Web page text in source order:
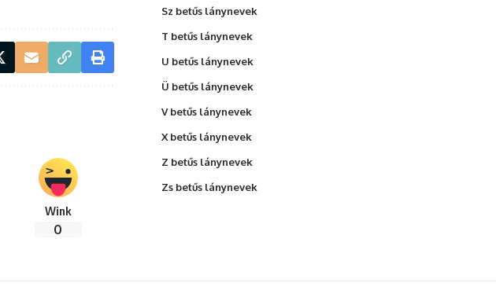
Wink
0
Sz betűs lánynevek
T betűs lánynevek
U betűs lánynevek
Ü betűs lánynevek
V betűs lánynevek
X betűs lánynevek
Z betűs lánynevek
Zs betűs lánynevek